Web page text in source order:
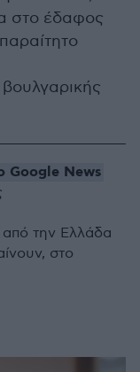
στο έδαφος
Google News
από την Ελλάδα
στο